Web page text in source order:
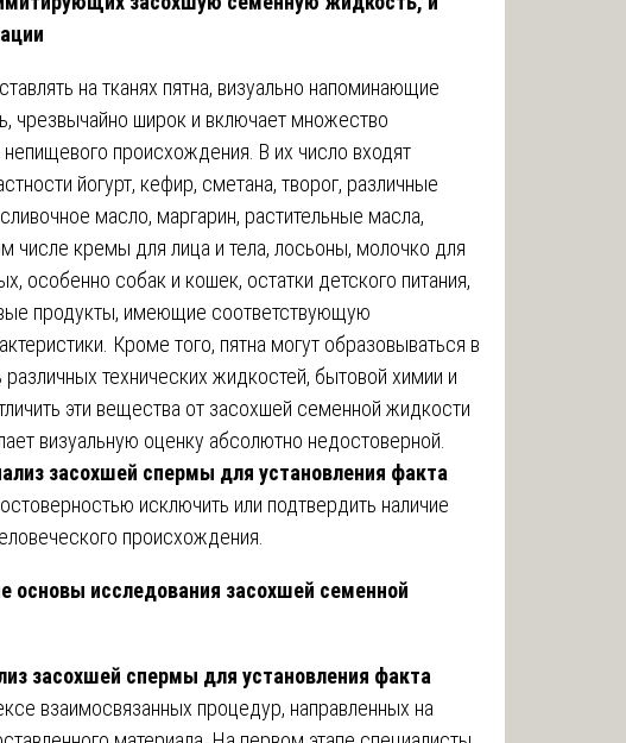
на тканях пятна, визуально напоминающие
чрезвычайно широк и включает множество
непищевого происхождения. В их число входят
йогурт, кефир, сметана, творог, различные
масло, маргарин, растительные масла,
числе кремы для лица и тела, лосьоны, молочко для
особенно собак и кошек, остатки детского питания,
продукты, имеющие соответствующую
Кроме того, пятна могут образовываться в
различных технических жидкостей, бытовой химии и
эти вещества от засохшей семенной жидкости
визуальную оценку абсолютно недостоверной.
засохшей спермы для установления факта
исключить или подтвердить наличие
происхождения.
основы исследования засохшей семенной
засохшей спермы для установления факта
взаимосвязанных процедур, направленных на